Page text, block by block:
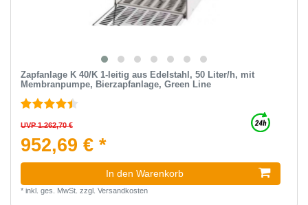
Zapfanlage K 40/K 1-leitig aus Edelstahl, 50 Liter/h, mit
Membranpumpe, Bierzapfanlage, Green Line
UVP 1.262,70 €
952,69 € *
In den Warenkorb
* inkl. ges. MwSt. zzgl. Versandkosten